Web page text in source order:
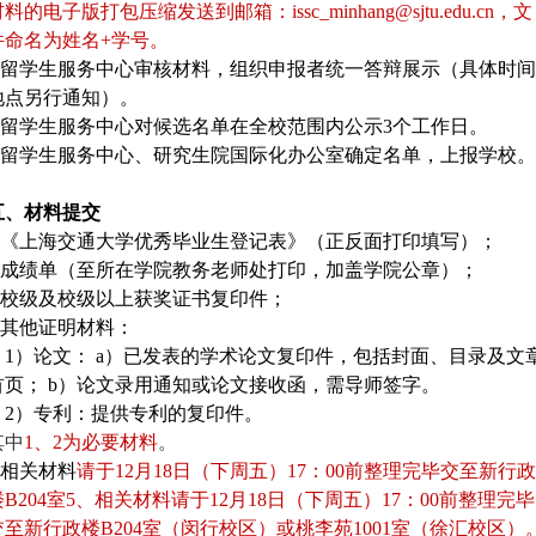
料的电子版打包压缩发送到邮箱：issc_minhang@sjtu.edu.cn，文
命名为姓名+学号。
学生服务中心审核材料，组织申报者统一答辩展示（具体时间
点另行通知）。
学生服务中心对候选名单在全校范围内公示3个工作日。
学生服务中心、研究生院国际化办公室确定名单，上报学校。
、材料提交
上海交通大学优秀毕业生登记表》（正反面打印填写）；
绩单（至所在学院教务老师处打印，加盖学院公章）；
级及校级以上获奖证书复印件；
他证明材料：
论文： a）已发表的学术论文复印件，包括封面、目录及文
页； b）论文录用通知或论文接收函，需导师签字。
专利：提供专利的复印件。
中1、2为必要材料。
关材料请于12月18日（下周五）17：00前整理完毕交至新行政
B204室5、相关材料请于12月18日（下周五）17：00前整理完毕
至新行政楼B204室（闵行校区）或桃李苑1001室（徐汇校区）